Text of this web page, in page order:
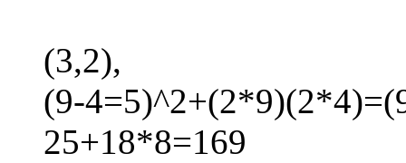
(3,2),
(9-
25+18*8=169